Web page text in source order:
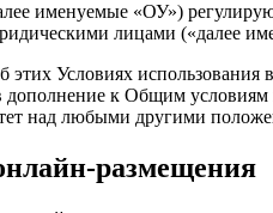
именуемые «ОУ»)
лицами («далее
этих Условиях использования
дополнение к Общим
над любыми другими
размещения